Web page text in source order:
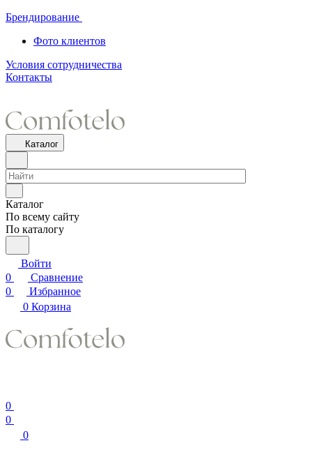
Брендирование
Фото клиентов
Условия сотрудничества
Контакты
Каталог
Каталог
По всему сайту
По каталогу
Войти
0
Сравнение
0
Избранное
0 Корзина
0
0
0